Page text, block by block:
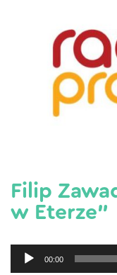
Filip
w Eterze”
Odtwarzacz
plików00:00